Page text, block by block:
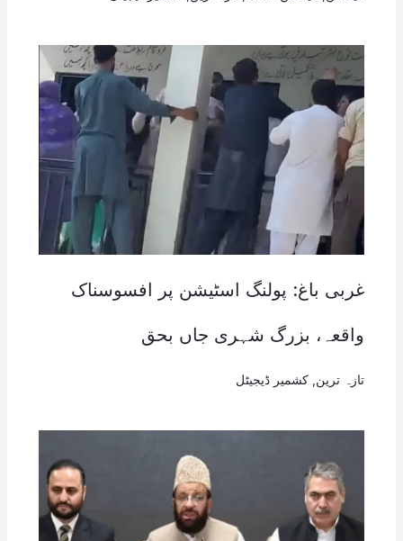
غربی باغ: پولنگ اسٹیشن پر افسوسناک
واقعہ، بزرگ شہری جاں بحق
تازہ ترین کشمیر ڈیجیٹل